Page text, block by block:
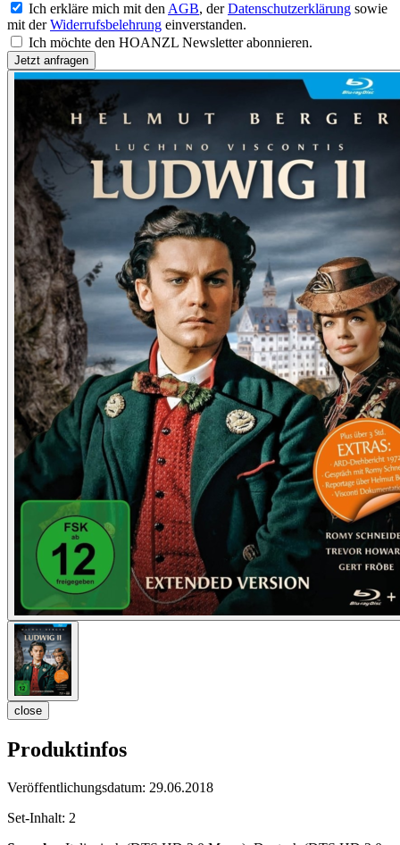
Ich erkläre mich mit den AGB, derDatenschutzerklärung sowie
mit derWiderrufsbelehrung einverstanden.
Ich möchte den HOANZL Newsletter abonnieren.
close
Produktinfos
Veröffentlichungsdatum: 29.06.2018
Set-Inhalt: 2